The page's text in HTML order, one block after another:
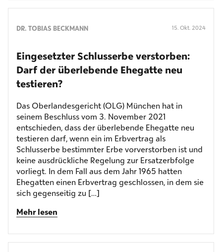
DR. TOBIAS BECKMANN 15. Okt. 2024
Eingesetzter Schlusserbe verstorben:
Darf der überlebende Ehegatte neu
testieren?
Das Oberlandesgericht (OLG) München hat in
seinem Beschluss vom 3. November 2021
entschieden, dass der überlebende Ehegatte neu
testieren darf, wenn ein im Erbvertrag als
Schlusserbe bestimmter Erbe vorverstorben ist und
keine ausdrückliche Regelung zur Ersatzerbfolge
vorliegt. In dem Fall aus dem Jahr 1965 hatten
Ehegatten einen Erbvertrag geschlossen, in dem sie
sich gegenseitig zu […]
Mehr lesen